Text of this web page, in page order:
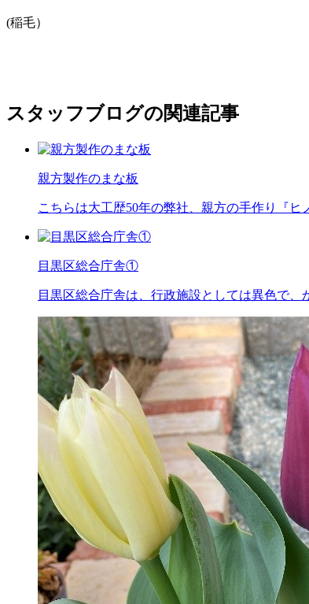
(稲毛）
スタッフブログの関連記事
親方製作のまな板
こちらは大工歴50年の弊社、親方の手作り『
目黒区総合庁舎①
目黒区総合庁舎は、行政施設としては異色で